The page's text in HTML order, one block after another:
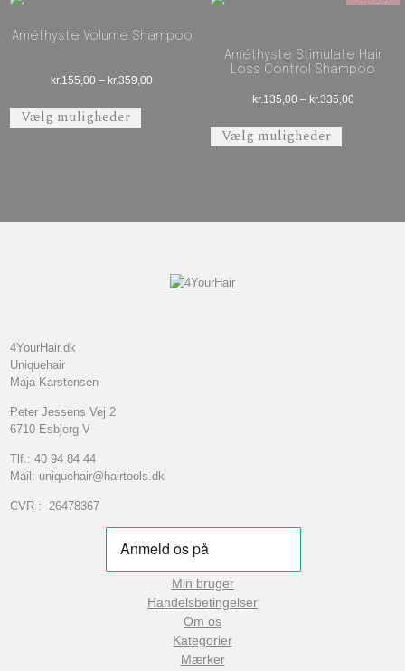
Améthyste Volume Shampoo
kr. 155,00 – kr.359,00
Vælg muligheder
Dette vare har flere varianter. Mulighederne
Améthyste Stimulate Hair
Loss Control Shampoo
kr. 135,00 – kr.335,00
Vælg muligheder
4YourHair.dk
Uniquehair
Maja Karstensen
Peter Jessens Vej 2
6710 Esbjerg V
Tlf.: 40 94 84 44
Mail: uniquehair@hairtools.dk
CVR : 26478367
Min bruger
Handelsbetingelser
Om os
Kategorier
Mærker